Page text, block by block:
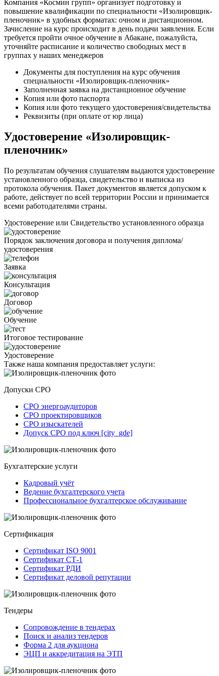
Компания «Космин групп» организует подготовку и
повышение квалификации по специальности «Изолировщик-
пленочник» в удобных форматах: очном и дистанционном.
Зачисление на курс происходит в день подачи заявления. Если
требуется пройти очное обучение в Абакане, пожалуйста,
уточняйте расписание и количество свободных мест в
группах у наших менеджеров
Документы для поступления на курс обучения
специальности «Изолировщик-пленочник»
Заполненная заявка на дистанционное обучение
Копия или фото паспорта
Копия или фото текущего удостоверения/свидетельства
Реквизиты (при оплате от юр лица)
Удостоверение «Изолировщик-
пленочник»
По результатам обучения слушателям выдаются удостоверение
установленного образца, свидетельство и выписка из
протокола обучения. Пакет документов является допуском к
работе, действует по всей территории России и принимается
всеми работодателями страны.
Удостоверение или Свидетельство установленного образца
Порядок заключения договора и получения диплома/
удостоверения
Заявка
Консультация
Договор
Обучение
Итоговое тестирование
Удостоверение
Также наша компания предоставляет услуги:
Допуски СРО
СРО энергоаудиторов
СРО проектировщиков
СРО изыскателей
Допуск СРО под ключ [city_gde]
Бухгалтерские услуги
Кадровый учёт
Ведение бухгалтерского учета
Профессиональное бухгалтерское обслуживание
Сертификация
Сертификат ISO 9001
Сертификат СТ-1
Сертификат РДИ
Сертификат деловой репутации
Тендеры
Сопровождение в тендерах
Поиск и анализ тендеров
Форма 2 для аукциона
ЭЦП и аккредитация на ЭТП